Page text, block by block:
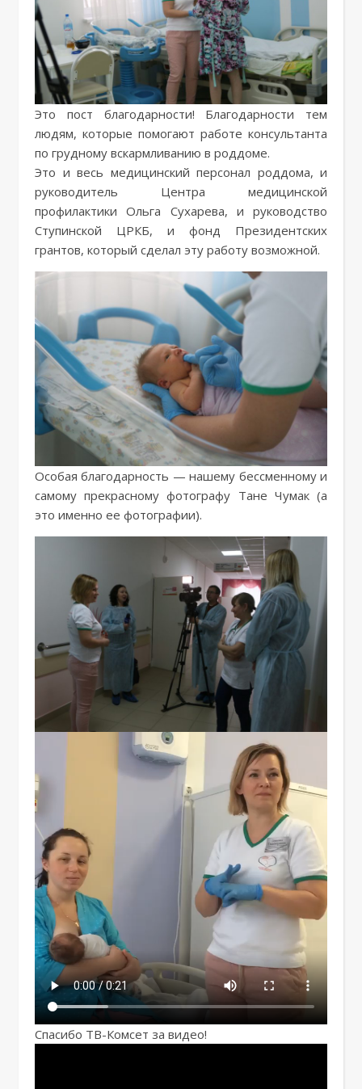
Это пост благодарности! Благодарности тем
людям, которые помогают работе консультанта
по грудному вскармливанию в роддоме.
Это и весь медицинский персонал роддома, и
руководитель Центра медицинской
профилактики Ольга Сухарева, и руководство
Ступинской ЦРКБ, и фонд Президентских
грантов, который сделал эту работу возможной.
Особая благодарность — нашему бессменному и
самому прекрасному фотографу Тане Чумак (а
это именно ее фотографии).
Спасибо ТВ-Комсет за видео!